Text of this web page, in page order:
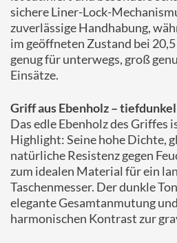
sichere Liner-Lock-
zuverlässige Handhabung,
im geöffneten Zustand bei
genug für unterwegs, groß
Einsätze.
Griff aus Ebenholz –
Das edle Ebenholz des Griffes
Highlight: Seine hohe Dichte,
natürliche Resistenz gegen
zum idealen Material für ein
Taschenmesser. Der dunkle
elegante Gesamtanmutung
harmonischen Kontrast zur